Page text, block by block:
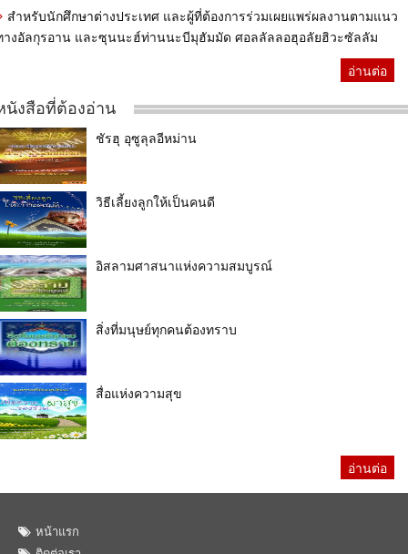
สำหรับนักศึกษาต่างประเทศ และผู้ที่ต้องการร่วมเผยแพร่ผลงานตามแนว
างอัลกุรอาน และซุนนะฮ์ท่านนะบีมุฮัมมัด ศอลลัลลอฮุอลัยฮิวะซัลลัม
อ่านต่อ
นังสือที่ต้องอ่าน
ชัรฮุ อุซูลุลอีหม่าน
วิธีเลี้ยงลูกให้เป็นคนดี
อิสลามศาสนาแห่งความสมบูรณ์
สิ่งที่มนุษย์ทุกคนต้องทราบ
สื่อแห่งความสุข
อ่านต่อ
หน้าแรก